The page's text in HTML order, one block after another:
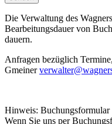
Die Verwaltung des
Bearbeitungsdauer von
dauern.
Anfragen bezüglich
Gmeiner
Hinweis: Buchungsformular
Wenn Sie uns per